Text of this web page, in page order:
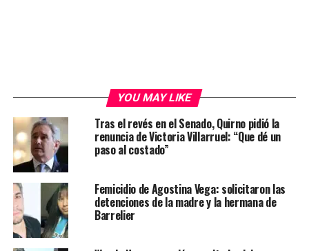
YOU MAY LIKE
Tras el revés en el Senado, Quirno pidió la
renuncia de Victoria Villarruel: “Que dé un
paso al costado”
Femicidio de Agostina Vega: solicitaron las
detenciones de la madre y la hermana de
Barrelier